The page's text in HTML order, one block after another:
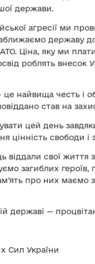
держави.
агресії ми
державу до
Ціна, яку ми
роблять внесок
найвища честь і
став на
цей день
цінність свободи і
віддали свої життя
загиблих героїв,
про них маємо
державі —
Сил України